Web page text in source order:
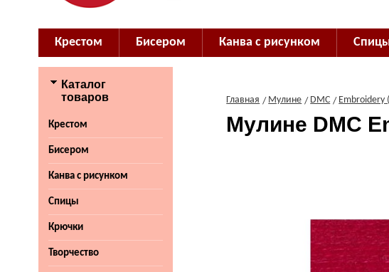
Крестом Бисером Канва с рисунком
Каталог
товаров
Крестом
Бисером
Канва с рисунком
Спицы
Крючки
Творчество
Главная Мулине DMC Embroidery
Мулине DMC